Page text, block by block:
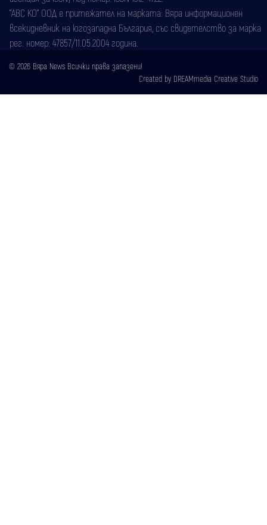
"АВС КО" ООД е притежател на марката: Вяра информационен
всекидневник на югозападна България, със свидетелство за марка
рег. номер: 47857/11.05.2004 година.
© 2026 Вяра News Всички права запазени!
Created by DREAMmedia Creative Studio